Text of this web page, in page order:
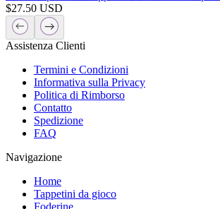
$27.50 USD
Assistenza Clienti
Termini e Condizioni
Informativa sulla Privacy
Politica di Rimborso
Contatto
Spedizione
FAQ
Navigazione
Home
Tappetini da gioco
Foderine